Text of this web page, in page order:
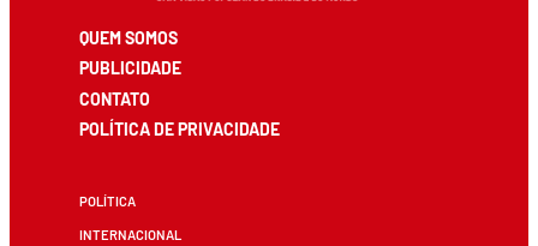
QUEM SOMOS
PUBLICIDADE
CONTATO
POLÍTICA DE PRIVACIDADE
POLÍTICA
INTERNACIONAL